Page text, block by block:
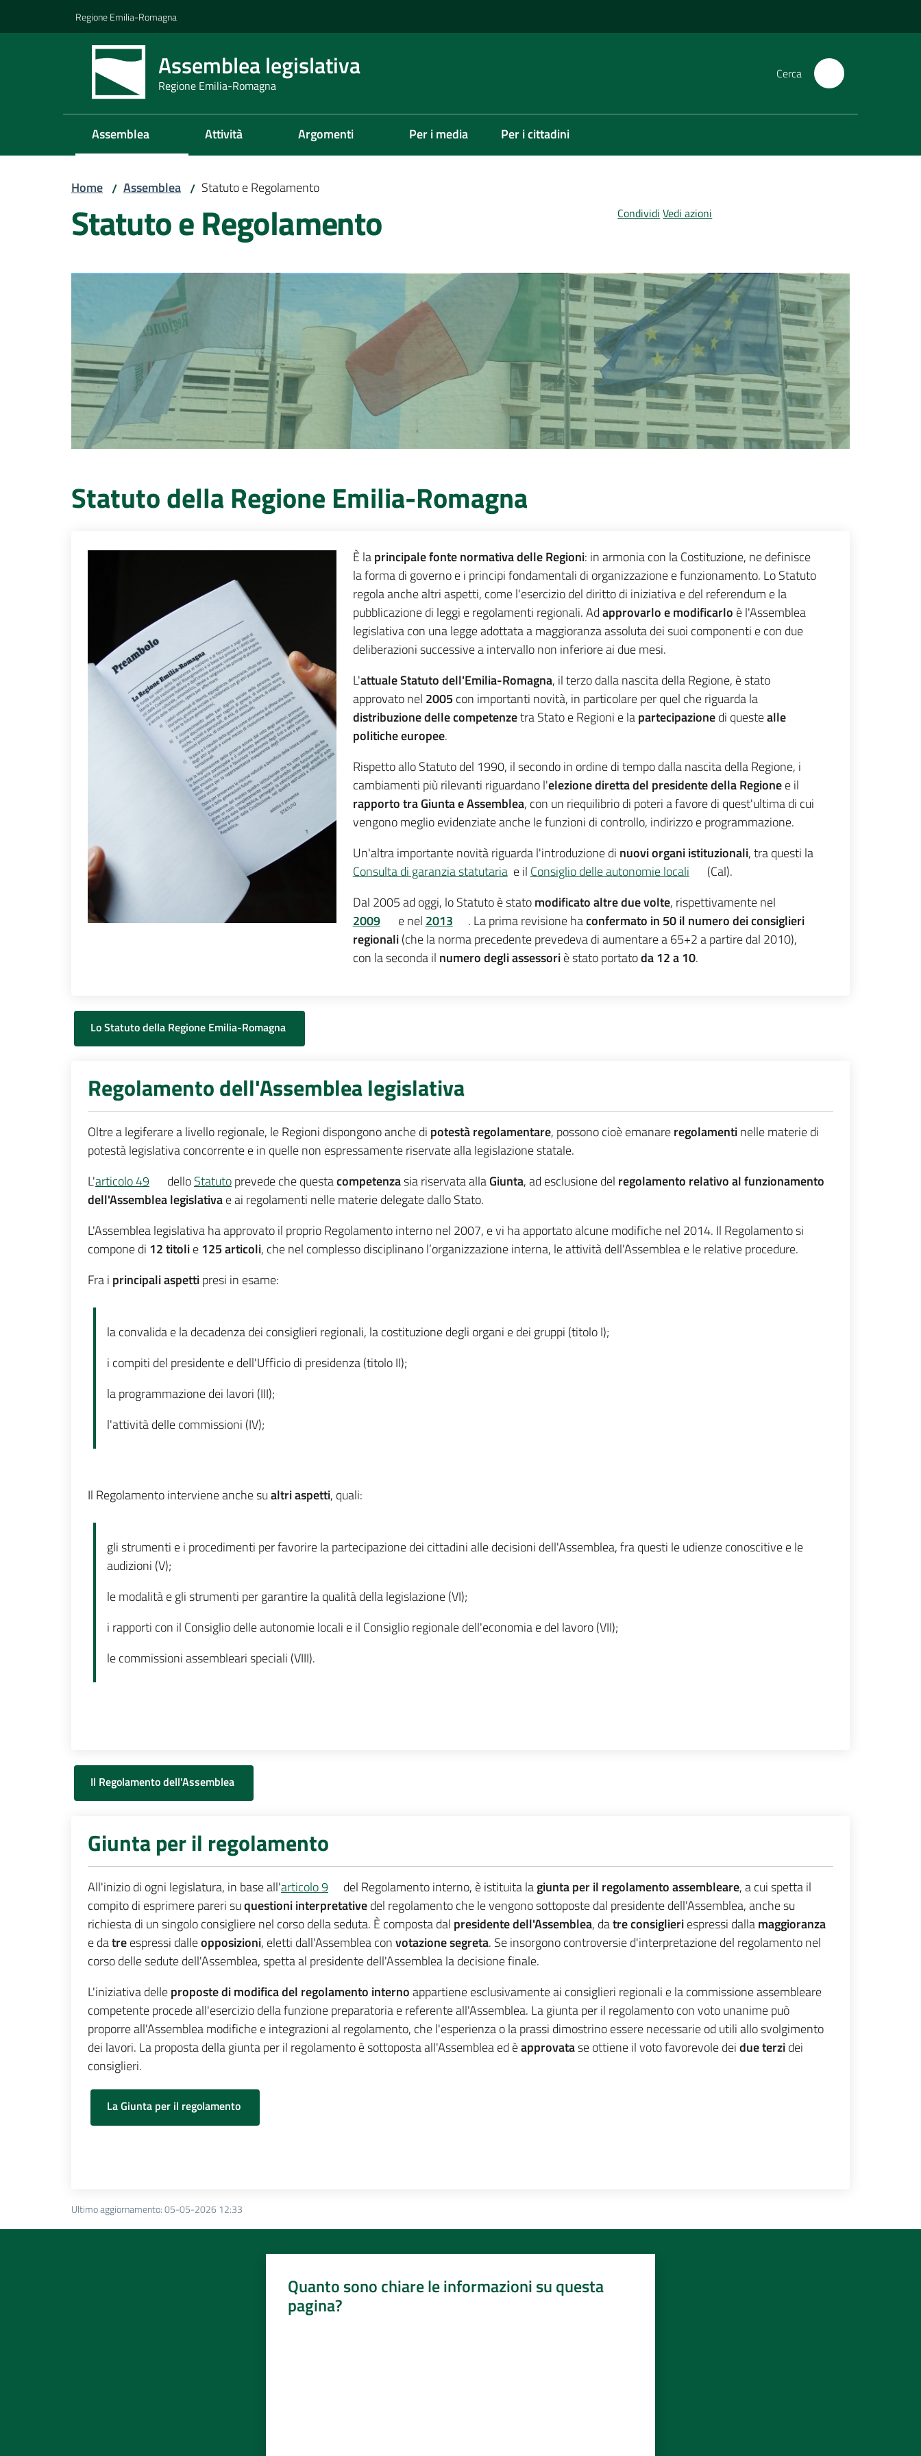
Regione Emilia-Romagna
Assemblea legislativa
Regione Emilia-Romagna
Cerca
Assemblea Attività Argomenti Per i media Per i cittadini
Home / Assemblea / Statuto e Regolamento
Statuto e Regolamento Condividi Vedi azioni
Statuto della Regione Emilia-Romagna
È laprincipale fonte normativa delle Regioni: in armonia con la Costituzione, ne definisce
la forma di governo e i principi fondamentali di organizzazione e funzionamento. Lo Statuto
regola anche altri aspetti, come l'esercizio del diritto di iniziativa e del referendum e la
pubblicazione di leggi e regolamenti regionali. Adapprovarlo e modificarlo è l'Assemblea
legislativa con una legge adottata a maggioranza assoluta dei suoi componenti e con due
deliberazioni successive a intervallo non inferiore ai due mesi.
L'attualeStatuto dell'Emilia-Romagna, il terzo dalla nascita della Regione, è stato
approvato nel 2005 con importanti novità, in particolare per quel che riguarda la
distribuzione delle competenzetra Stato e Regioni e lapartecipazionedi questealle
politiche europee.
Rispetto allo Statuto del 1990, il secondo in ordine di tempo dalla nascita della Regione, i
cambiamenti più rilevanti riguardano l'elezione diretta del presidente della Regionee il
rapporto tra Giunta e Assemblea, con un riequilibrio di poteri a favore di quest'ultima di cui
vengono meglio evidenziate anche le funzioni di controllo, indirizzo e programmazione.
Un'altra importante novità riguarda l'introduzione di nuovi organi istituzionali, tra questi la
Consulta di garanzia statutaria e il Consiglio delle autonomie locali
(Cal).
Dal 2005 ad oggi, lo Statuto è statomodificato altre due volte, rispettivamente nel
2009
e nel 2013 . La prima revisione haconfermato in 50 il numero dei consiglieri
regionali(che la norma precedente prevedeva di aumentare a 65+2 a partire dal 2010),
con la seconda il numero degli assessoriè stato portatoda 12 a 10.
Lo Statuto della Regione Emilia-Romagna
Regolamento dell'Assemblea legislativa
Oltre a legiferare a livello regionale, le Regioni dispongono anche di potestà regolamentare, possono cioè emanareregolamentinelle materie di
potestà legislativa concorrente e in quelle non espressamente riservate alla legislazione statale.
L'articolo 49 delloStatutoprevede che questacompetenzasia riservata allaGiunta, ad esclusione del regolamento relativo al funzionamento
dell'Assemblea legislativae ai regolamenti nelle materie delegate dallo Stato.
L'Assemblea legislativa ha approvato il proprio Regolamento interno nel 2007, e vi ha apportato alcune modifiche nel 2014. Il Regolamento si
compone di 12 titolie125 articoli, che nel complesso disciplinano l’organizzazione interna, le attività dell'Assemblea e le relative procedure.
Fra i principali aspettipresi in esame:
la convalida e la decadenza dei consiglieri regionali, la costituzione degli organi e dei gruppi (titolo I);
i compiti del presidente e dell'Ufficio di presidenza (titolo II);
la programmazione dei lavori (III);
l'attività delle commissioni (IV);
Il Regolamento interviene anche sualtri aspetti, quali:
gli strumenti e i procedimenti per favorire la partecipazione dei cittadini alle decisioni dell'Assemblea, fra questi le udienze conoscitive e le
audizioni (V);
le modalità e gli strumenti per garantire la qualità della legislazione (VI);
i rapporti con il Consiglio delle autonomie locali e il Consiglio regionale dell'economia e del lavoro (VII);
le commissioni assembleari speciali (VIII).
Il Regolamento dell'Assemblea
Giunta per il regolamento
All'inizio di ogni legislatura, in base all'articolo 9 del Regolamento interno, è istituita lagiunta per il regolamento assembleare, a cui spetta il
compito di esprimere pareri suquestioni interpretativedel regolamento che le vengono sottoposte dal presidente dell'Assemblea, anche su
richiesta di un singolo consigliere nel corso della seduta. È composta dal presidente dell'Assemblea, datre consiglieriespressi dallamaggioranza
e datreespressi dalleopposizioni, eletti dall'Assemblea convotazione segreta. Se insorgono controversie d'interpretazione del regolamento nel
corso delle sedute dell'Assemblea, spetta al presidente dell'Assemblea la decisione finale.
L'iniziativa delleproposte di modifica del regolamento internoappartiene esclusivamente ai consiglieri regionali e la commissione assembleare
competente procede all'esercizio della funzione preparatoria e referente all'Assemblea. La giunta per il regolamento con voto unanime può
proporre all'Assemblea modifiche e integrazioni al regolamento, che l'esperienza o la prassi dimostrino essere necessarie od utili allo svolgimento
dei lavori. La proposta della giunta per il regolamento è sottoposta all'Assemblea ed èapprovatase ottiene il voto favorevole deidue terzidei
consiglieri.
La Giunta per il regolamento
Ultimo aggiornamento:05-05-2026 12:33
Quanto sono chiare le informazioni su questa
pagina?